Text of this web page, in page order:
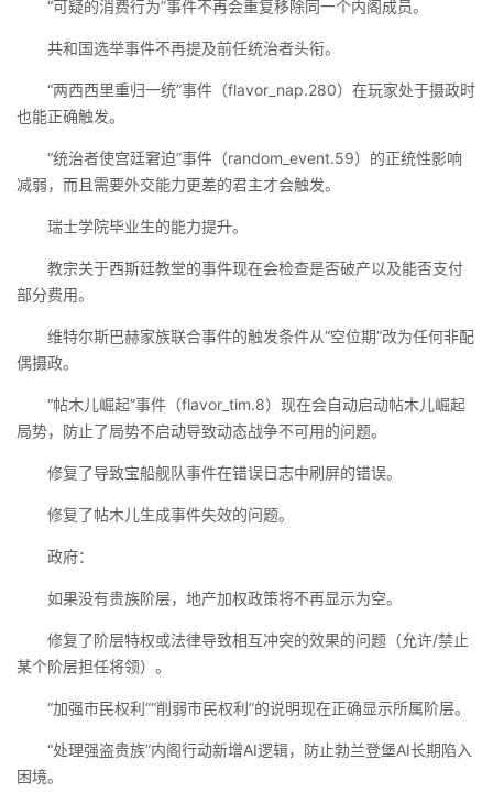
“可疑的消费行为”事件不再会重复移除同一个内阁成员。
共和国选举事件不再提及前任统治者头衔。
“两西西里重归一统”事件（flavor_nap.280）在玩家处于摄政时
也能正确触发。
“统治者使宫廷窘迫”事件（random_event.59）的正统性影响
减弱，而且需要外交能力更差的君主才会触发。
瑞士学院毕业生的能力提升。
教宗关于西斯廷教堂的事件现在会检查是否破产以及能否支付
部分费用。
维特尔斯巴赫家族联合事件的触发条件从“空位期”改为任何非配
偶摄政。
“帖木儿崛起”事件（flavor_tim.8）现在会自动启动帖木儿崛起
局势，防止了局势不启动导致动态战争不可用的问题。
修复了导致宝船舰队事件在错误日志中刷屏的错误。
修复了帖木儿生成事件失效的问题。
政府：
如果没有贵族阶层，地产加权政策将不再显示为空。
修复了阶层特权或法律导致相互冲突的效果的问题（允许/禁止
某个阶层担任将领）。
“加强市民权利”“削弱市民权利”的说明现在正确显示所属阶层。
“处理强盗贵族”内阁行动新增AI逻辑，防止勃兰登堡AI长期陷入
困境。